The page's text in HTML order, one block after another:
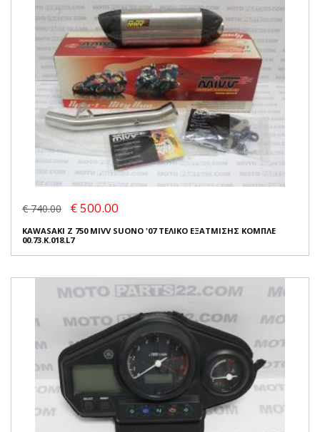
€ 740.00 € 500.00
KAWASAKI Z 750 MIVV SUONO '07 ΤΕΛΙΚΟ ΕΞΑΤΜΙΣΗΣ ΚΟΜΠΛΕ
00.73.K.018.L7